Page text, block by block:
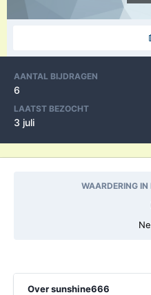
AANTAL BIJDRAGEN
6
LAATST BEZOCHT
3 juli
WAARDERING
Over sunshine666